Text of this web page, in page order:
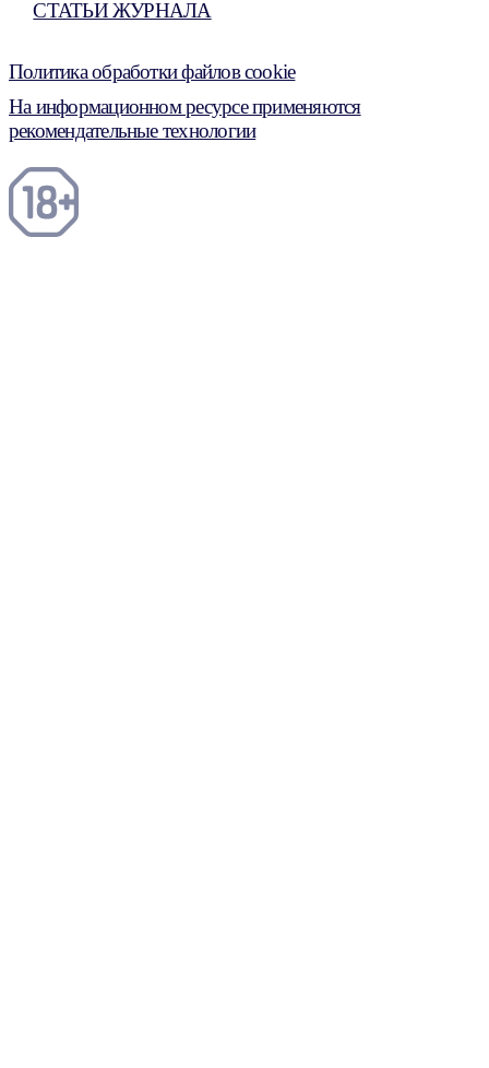
СТАТЬИ ЖУРНАЛА
Политика обработки файлов cookie
На информационном ресурсе применяются
рекомендательные технологии